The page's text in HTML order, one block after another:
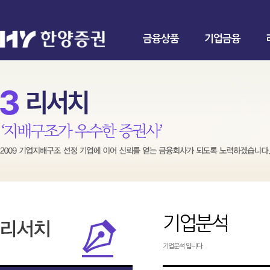
금융상품 기업금융
기업분석
기업분석 입니다.